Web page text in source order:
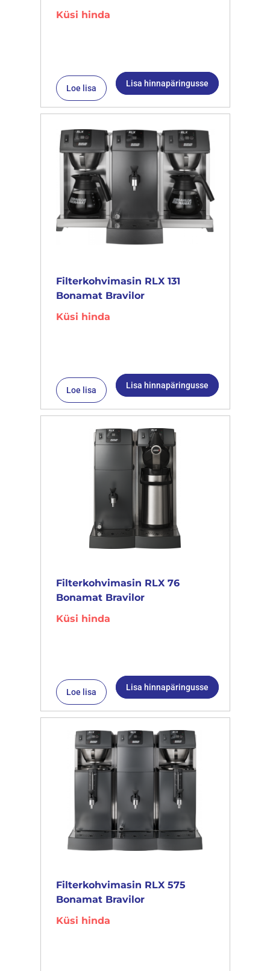
Küsi hinda
Loe lisa Lisa hinnapäringusse
Filterkohvimasin RLX 131
Bonamat Bravilor
Küsi hinda
Loe lisa Lisa hinnapäringusse
Filterkohvimasin RLX 76
Bonamat Bravilor
Küsi hinda
Loe lisa Lisa hinnapäringusse
Filterkohvimasin RLX 575
Bonamat Bravilor
Küsi hinda